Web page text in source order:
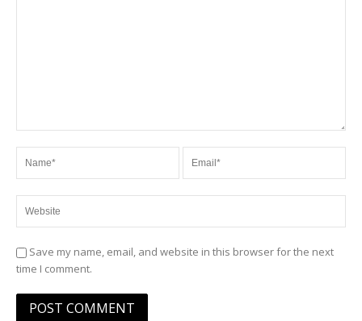
Save my name, email, and website in this browser for the next
time I comment.